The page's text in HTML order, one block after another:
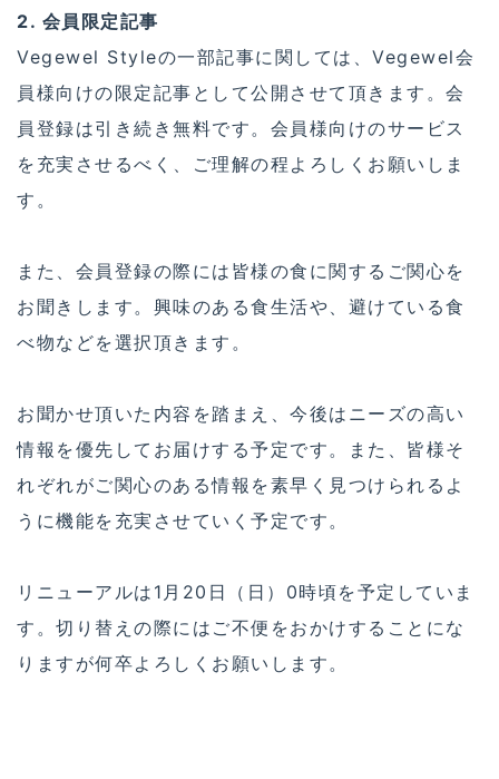
2. 会員限定記事
Vegewel Styleの一部記事に関しては、Vegewel会
員様向けの限定記事として公開させて頂きます。会
員登録は引き続き無料です。会員様向けのサービス
を充実させるべく、ご理解の程よろしくお願いしま
す。
また、会員登録の際には皆様の食に関するご関心を
お聞きします。興味のある食生活や、避けている食
べ物などを選択頂きます。
お聞かせ頂いた内容を踏まえ、今後はニーズの高い
情報を優先してお届けする予定です。また、皆様そ
れぞれがご関心のある情報を素早く見つけられるよ
うに機能を充実させていく予定です。
リニューアルは1月20日（日）0時頃を予定していま
す。切り替えの際にはご不便をおかけすることにな
りますが何卒よろしくお願いします。